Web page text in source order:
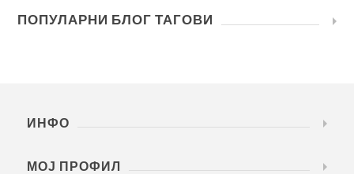
ПОПУЛАРНИ БЛОГ ТАГОВИ
ИНФО
МОЈ ПРОФИЛ